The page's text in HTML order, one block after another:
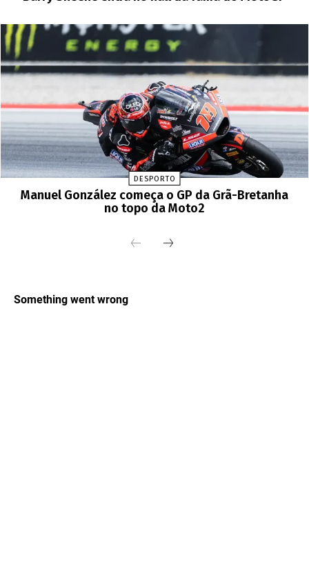
DESPORTO
Manuel González começa o GP da Grã-Bretanha
no topo da Moto2